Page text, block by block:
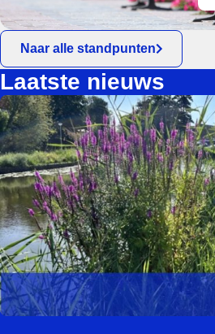
Naar alle standpunten
Laatste nieuws